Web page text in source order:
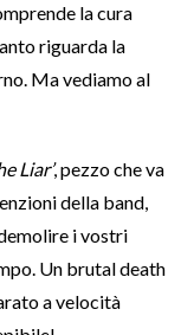
la cura
riguarda la
Ma vediamo al
Liar’, pezzo che va
della band,
i vostri
Un brutal death
a velocità